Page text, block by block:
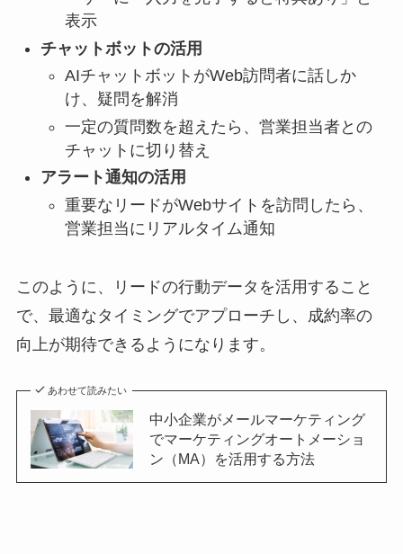
表示
チャットボットの活用
AIチャットボットがWeb訪問者に話しか
け、疑問を解消
一定の質問数を超えたら、営業担当者との
チャットに切り替え
アラート通知の活用
重要なリードがWebサイトを訪問したら、
営業担当にリアルタイム通知
このように、リードの行動データを活用すること
で、最適なタイミングでアプローチし、成約率の
向上が期待できるようになります。
あわせて読みたい
中小企業がメールマーケティング
でマーケティングオートメーショ
ン（MA）を活用する方法